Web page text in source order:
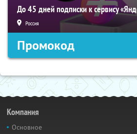
До 45 дней подписки к сервису
Россия
Промокод
Компания
Основное